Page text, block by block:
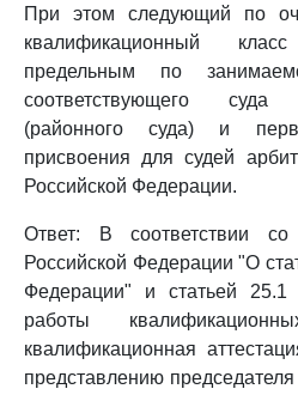
При этом следующий по
квалификационный
предельным по
соответствующего
(районного суда) и
присвоения для судей
Российской Федерации.
Ответ: В соответствии со
Российской Федерации "О
Федерации" и статьей
работы
квалификационная
представлению